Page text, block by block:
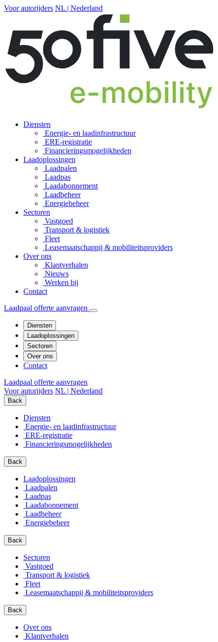
Voor autorijders NL | Nederland
Diensten
Energie- en laadinfrastructuur
ERE-registratie
Financierings­mogelijkheden
Laadoplossingen
Laadpalen
Laadpas
Laadabonnement
Laadbeheer
Energiebeheer
Sectoren
Vastgoed
Transport & logistiek
Fleet
Leasemaatschappij & mobiliteitsproviders
Over ons
Klantverhalen
Nieuws
Werken bij
Contact
Laadpaal offerte aanvragen
Diensten
Laadoplossingen
Sectoren
Over ons
Contact
Laadpaal offerte aanvragen
Voor autorijders NL | Nederland
Back
Diensten
Energie- en laadinfrastructuur
ERE-registratie
Financierings­mogelijkheden
Back
Laadoplossingen
Laadpalen
Laadpas
Laadabonnement
Laadbeheer
Energiebeheer
Back
Sectoren
Vastgoed
Transport & logistiek
Fleet
Leasemaatschappij & mobiliteitsproviders
Back
Over ons
Klantverhalen